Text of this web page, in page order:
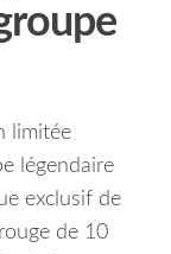
limitée
légendaire
exclusif de
de 10